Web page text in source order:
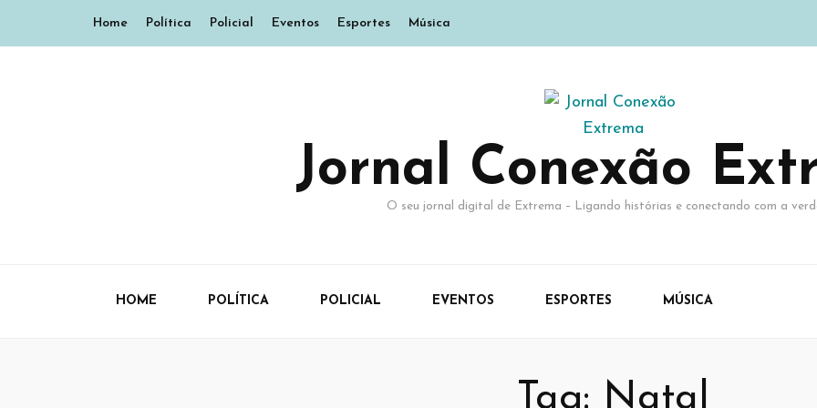
Home Política Policial Eventos Esportes Música
Jornal Conexão
O seu jornal digital de Extrema – Ligando histórias e conectando com a
HOME POLÍTICA POLICIAL EVENTOS ESPORTES MÚSICA
Tag: Natal